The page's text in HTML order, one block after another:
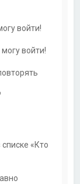
войти!
войти!
«Кто